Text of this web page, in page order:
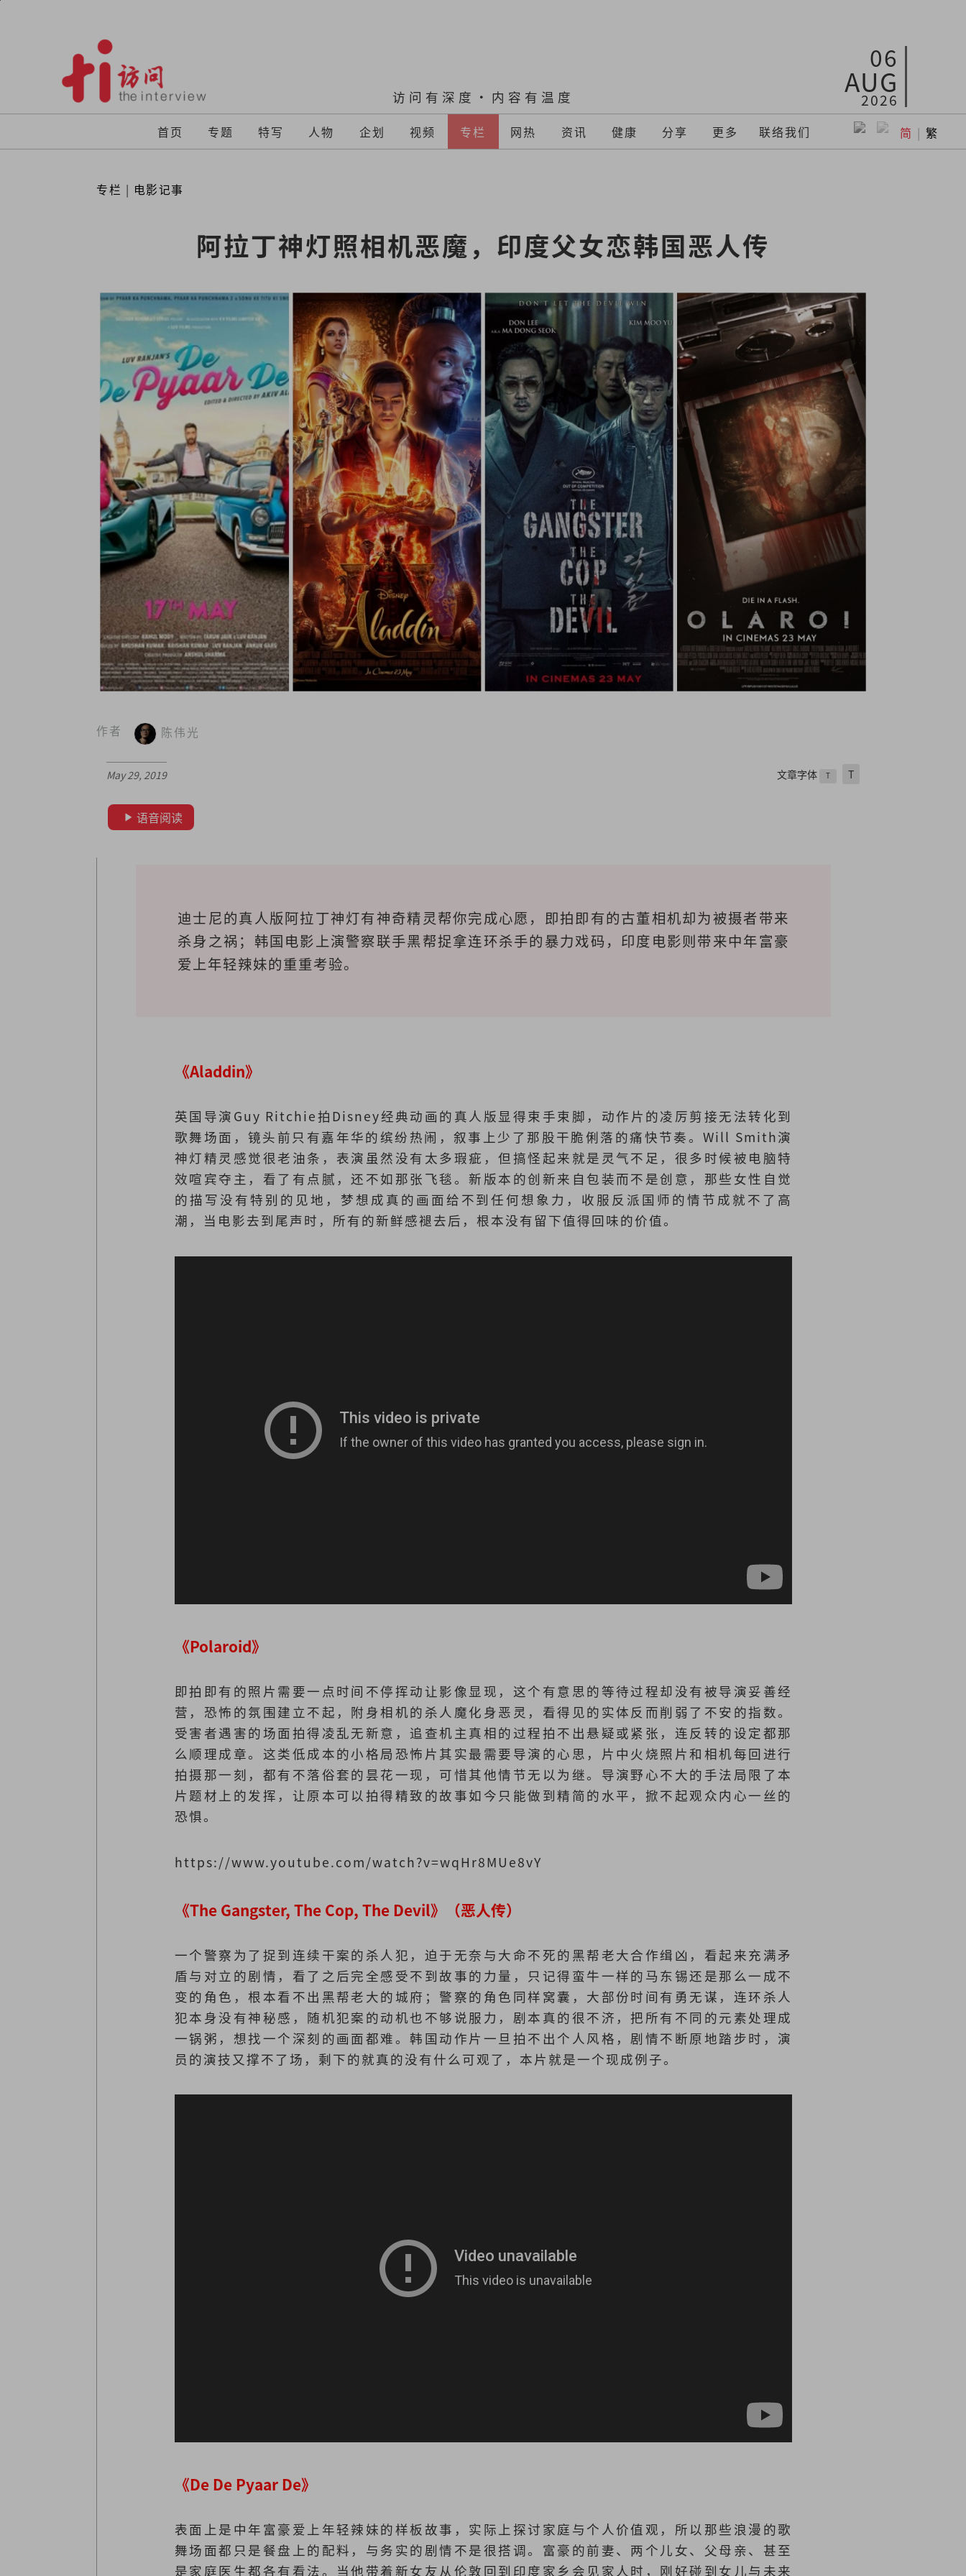
访问有深度·内容有温度
06
AUG
2026
首页 专题 特写 人物 企划 视频 专栏 网热 资讯 健康 分享 更多 联络我们 简 | 繁
专栏 | 电影记事
阿拉丁神灯照相机恶魔，印度父女恋韩国恶人传
作者 陈伟光
May 29, 2019 文章字体 T T
语音阅读
迪士尼的真人版阿拉丁神灯有神奇精灵帮你完成心愿，即拍即有的古董相机却为被摄者带来
杀身之祸；韩国电影上演警察联手黑帮捉拿连环杀手的暴力戏码，印度电影则带来中年富豪
爱上年轻辣妹的重重考验。
《Aladdin》
英国导演Guy Ritchie拍Disney经典动画的真人版显得束手束脚，动作片的凌厉剪接无法转化到
歌舞场面，镜头前只有嘉年华的缤纷热闹，叙事上少了那股干脆俐落的痛快节奏。Will Smith演
神灯精灵感觉很老油条，表演虽然没有太多瑕疵，但搞怪起来就是灵气不足，很多时候被电脑特
效喧宾夺主，看了有点腻，还不如那张飞毯。新版本的创新来自包装而不是创意，那些女性自觉
的描写没有特别的见地，梦想成真的画面给不到任何想象力，收服反派国师的情节成就不了高
潮，当电影去到尾声时，所有的新鲜感褪去后，根本没有留下值得回味的价值。
《Polaroid》
即拍即有的照片需要一点时间不停挥动让影像显现，这个有意思的等待过程却没有被导演妥善经
营，恐怖的氛围建立不起，附身相机的杀人魔化身恶灵，看得见的实体反而削弱了不安的指数。
受害者遇害的场面拍得凌乱无新意，追查机主真相的过程拍不出悬疑或紧张，连反转的设定都那
么顺理成章。这类低成本的小格局恐怖片其实最需要导演的心思，片中火烧照片和相机每回进行
拍摄那一刻，都有不落俗套的昙花一现，可惜其他情节无以为继。导演野心不大的手法局限了本
片题材上的发挥，让原本可以拍得精致的故事如今只能做到精简的水平，掀不起观众内心一丝的
恐惧。
https://www.youtube.com/watch?v=wqHr8MUe8vY
《The Gangster, The Cop, The Devil》（恶人传）
一个警察为了捉到连续干案的杀人犯，迫于无奈与大命不死的黑帮老大合作缉凶，看起来充满矛
盾与对立的剧情，看了之后完全感受不到故事的力量，只记得蛮牛一样的马东锡还是那么一成不
变的角色，根本看不出黑帮老大的城府；警察的角色同样窝囊，大部份时间有勇无谋，连环杀人
犯本身没有神秘感，随机犯案的动机也不够说服力，剧本真的很不济，把所有不同的元素处理成
一锅粥，想找一个深刻的画面都难。韩国动作片一旦拍不出个人风格，剧情不断原地踏步时，演
员的演技又撑不了场，剩下的就真的没有什么可观了，本片就是一个现成例子。
《De De Pyaar De》
表面上是中年富豪爱上年轻辣妹的样板故事，实际上探讨家庭与个人价值观，所以那些浪漫的歌
舞场面都只是餐盘上的配料，与务实的剧情不是很搭调。富豪的前妻、两个儿女、父母亲、甚至
是家庭医生都各有看法。当他带着新女友从伦敦回到印度家乡会见家人时，刚好碰到女儿与未来